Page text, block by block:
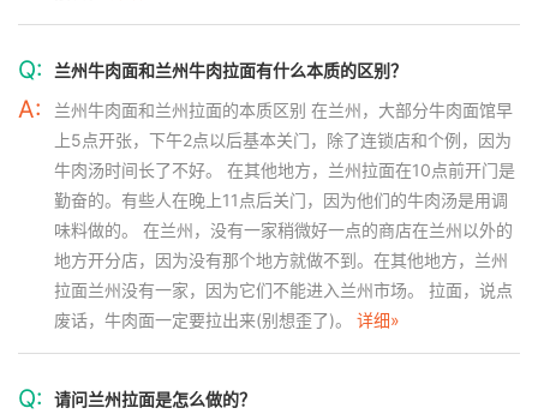
Q: 兰州牛肉面和兰州牛肉拉面有什么本质的区别？
A:
兰州牛肉面和兰州拉面的本质区别 在兰州，大部分牛肉面馆早
上5点开张，下午2点以后基本关门，除了连锁店和个例，因为
牛肉汤时间长了不好。 在其他地方，兰州拉面在10点前开门是
勤奋的。有些人在晚上11点后关门，因为他们的牛肉汤是用调
味料做的。 在兰州，没有一家稍微好一点的商店在兰州以外的
地方开分店，因为没有那个地方就做不到。在其他地方，兰州
拉面兰州没有一家，因为它们不能进入兰州市场。 拉面，说点
废话，牛肉面一定要拉出来(别想歪了)。 详细»
Q: 请问兰州拉面是怎么做的？